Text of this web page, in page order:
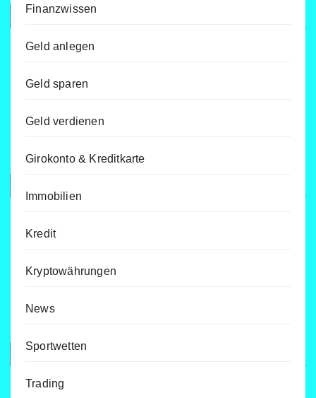
Finanzwissen
Geld anlegen
Geld sparen
Geld verdienen
Girokonto & Kreditkarte
Immobilien
Kredit
Kryptowährungen
News
Sportwetten
Trading